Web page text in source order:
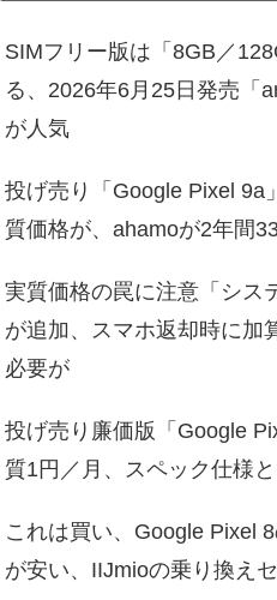
SIMフリー版は「8GB／
る、2026年6月25日発売「
が人気
投げ売り「Google Pixel 9a
質価格が、ahamoが2年間
実質価格の罠に注意「シス
が追加、スマホ返却時に加
必要が
投げ売り廉価版「Google
質1円／月、スペック仕様
これは買い、Google Pixel
が安い、IIJmioの乗り換え